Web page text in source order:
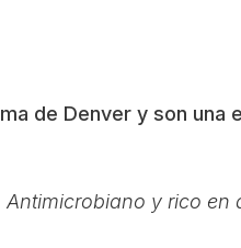
de Denver y son una
y rico en